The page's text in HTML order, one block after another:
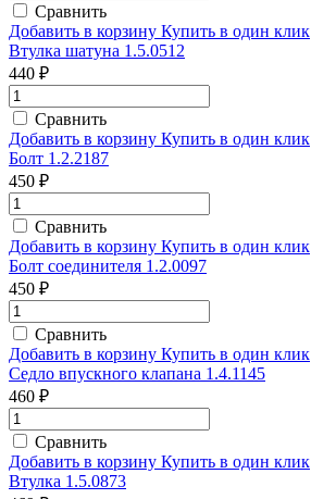
Сравнить
Добавить в корзину Купить в один клик
Втулка шатуна 1.5.0512
440 ₽
Сравнить
Добавить в корзину Купить в один клик
Болт 1.2.2187
450 ₽
Сравнить
Добавить в корзину Купить в один клик
Болт соединителя 1.2.0097
450 ₽
Сравнить
Добавить в корзину Купить в один клик
Седло впускного клапана 1.4.1145
460 ₽
Сравнить
Добавить в корзину Купить в один клик
Втулка 1.5.0873